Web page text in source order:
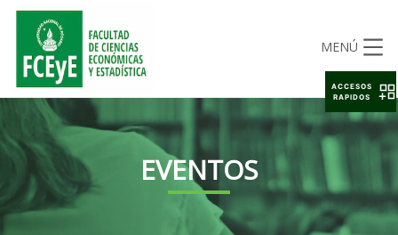
MENÚ
EVENTOS
ACCESOS
RAPIDOS